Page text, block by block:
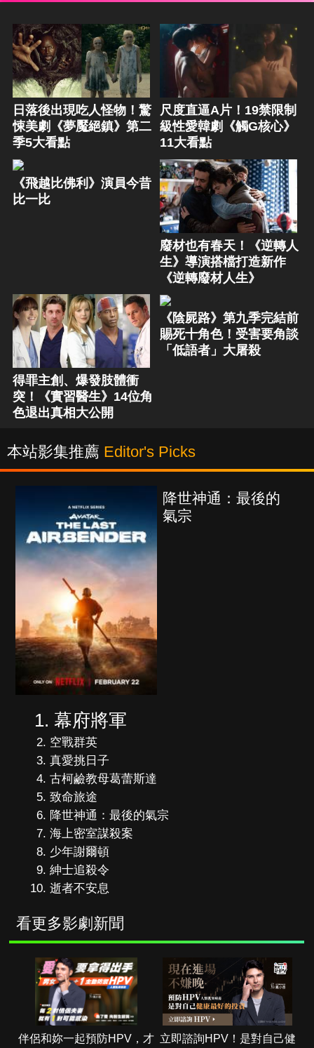
日落後出現吃人怪物！驚
悚美劇《夢魘絕鎮》第二
季5大看點
尺度直逼A片！19禁限制
級性愛韓劇《觸G核心》
11大看點
《飛越比佛利》演員今昔
比一比
廢材也有春天！《逆轉人
生》導演搭檔打造新作
《逆轉廢材人生》
得罪主創、爆發肢體衝
突！《實習醫生》14位角
色退出真相大公開
《陰屍路》第九季完結前
賜死十角色！受害要角談
「低語者」大屠殺
本站影集推薦 Editor's Picks
降世神通：最後的
氣宗
幕府將軍
空戰群英
真愛挑日子
古柯鹼教母葛蕾斯達
致命旅途
降世神通：最後的氣宗
海上密室謀殺案
少年謝爾頓
紳士追殺令
逝者不安息
看更多影劇新聞
伴侶和妳一起預防HPV，才 立即諮詢HPV！是對自己健